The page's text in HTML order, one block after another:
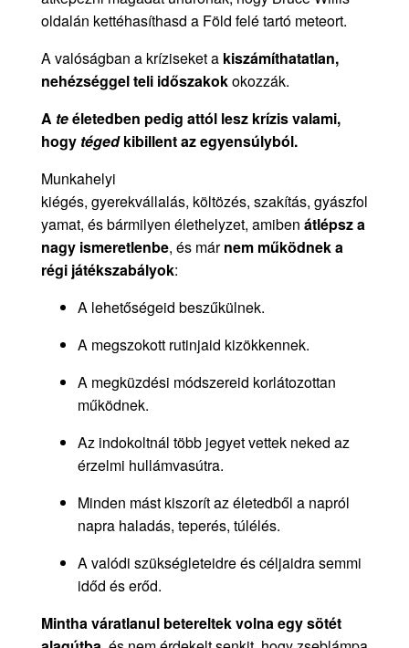
oldalán kettéhasíthasd a Föld felé tartó meteort.
A valóságban a kríziseket a kiszámíthatatlan,
nehézséggel teli időszakokokozzák.
A teéletedben pedig attól lesz krízis valami,
hogy tégedkibillent az egyensúlyból.
Munkahelyi
kiégés, gyerekvállalás, költözés, szakítás, gyászfol
yamat, és bármilyen élethelyzet, amiben átlépsz a
nagy ismeretlenbe, és márnem működnek a
régi játékszabályok:
A lehetőségeid beszűkülnek.
A megszokott rutinjaid kizökkennek.
A megküzdési módszereid korlátozottan
működnek.
Az indokoltnál több jegyet vettek neked az
érzelmi hullámvasútra.
Minden mást kiszorít az életedből a napról
napra haladás, teperés, túlélés.
A valódi szükségleteidre és céljaidra semmi
időd és erőd.
Mintha váratlanul betereltek volna egy sötét